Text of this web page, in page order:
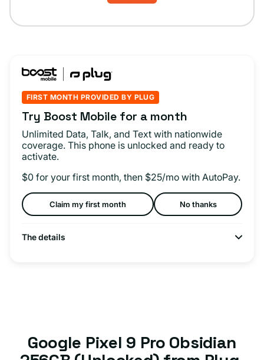
FIRST MONTH PROVIDED BY PLUG
Try Boost Mobile for a month
Unlimited Data, Talk, and Text with nationwide
coverage. This phone is unlocked and ready to
activate.
$0 for your first month, then $25/mo with AutoPay.
Claim my first month No thanks
The details
Google Pixel 9 Pro Obsidian